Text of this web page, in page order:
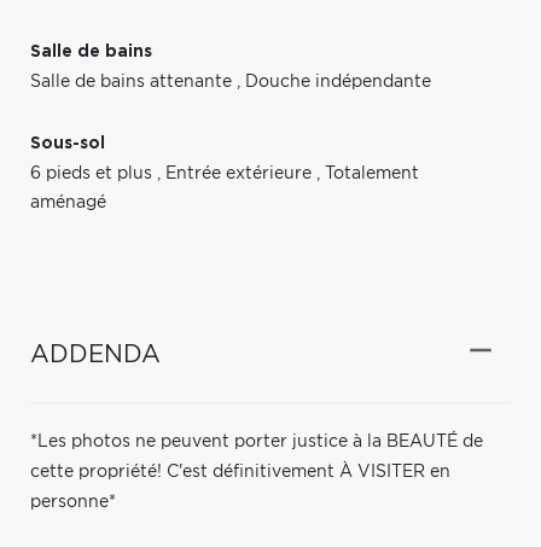
Salle de bains
Salle de bains attenante , Douche indépendante
Sous-sol
6 pieds et plus , Entrée extérieure ,
Totalement
aménagé
ADDENDA
*Les photos ne peuvent porter justice à la BEAUTÉ de
cette propriété! C'est définitivement À VISITER en
personne*